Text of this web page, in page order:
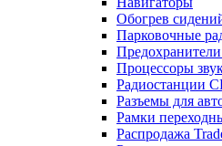
Обогрев
Парковочные
Процессоры
Радиостанции
Разъемы для
Рамки
Распродажа